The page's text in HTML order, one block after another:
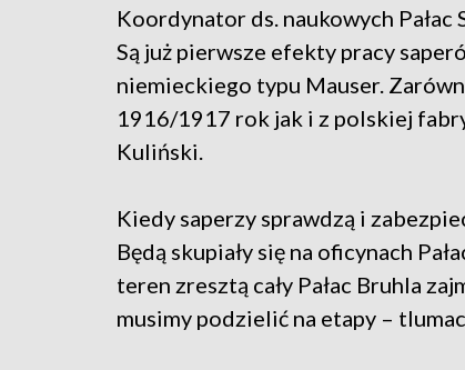
Koordynator ds. naukowych Pałac
Są już pierwsze efekty pracy
niemieckiego typu Mauser.
1916/1917 rok jak i z polskiej
Kuliński.
Kiedy saperzy sprawdzą i
Będą skupiały się na oficynach
teren zresztą cały Pałac Bruhla
musimy podzielić na etapy –